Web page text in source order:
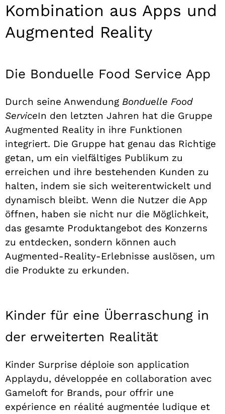
Kombination aus Apps und
Augmented Reality
Die Bonduelle Food Service App
Durch seine Anwendung Bonduelle Food
ServiceIn den letzten Jahren hat die Gruppe
Augmented Reality in ihre Funktionen
integriert. Die Gruppe hat genau das Richtige
getan, um ein vielfältiges Publikum zu
erreichen und ihre bestehenden Kunden zu
halten, indem sie sich weiterentwickelt und
dynamisch bleibt. Wenn die Nutzer die App
öffnen, haben sie nicht nur die Möglichkeit,
das gesamte Produktangebot des Konzerns
zu entdecken, sondern können auch
Augmented-Reality-Erlebnisse auslösen, um
die Produkte zu erkunden.
Kinder für eine Überraschung in
der erweiterten Realität
Kinder Surprise déploie son application
Applaydu, développée en collaboration avec
Gameloft for Brands, pour offrir une
expérience en réalité augmentée ludique et